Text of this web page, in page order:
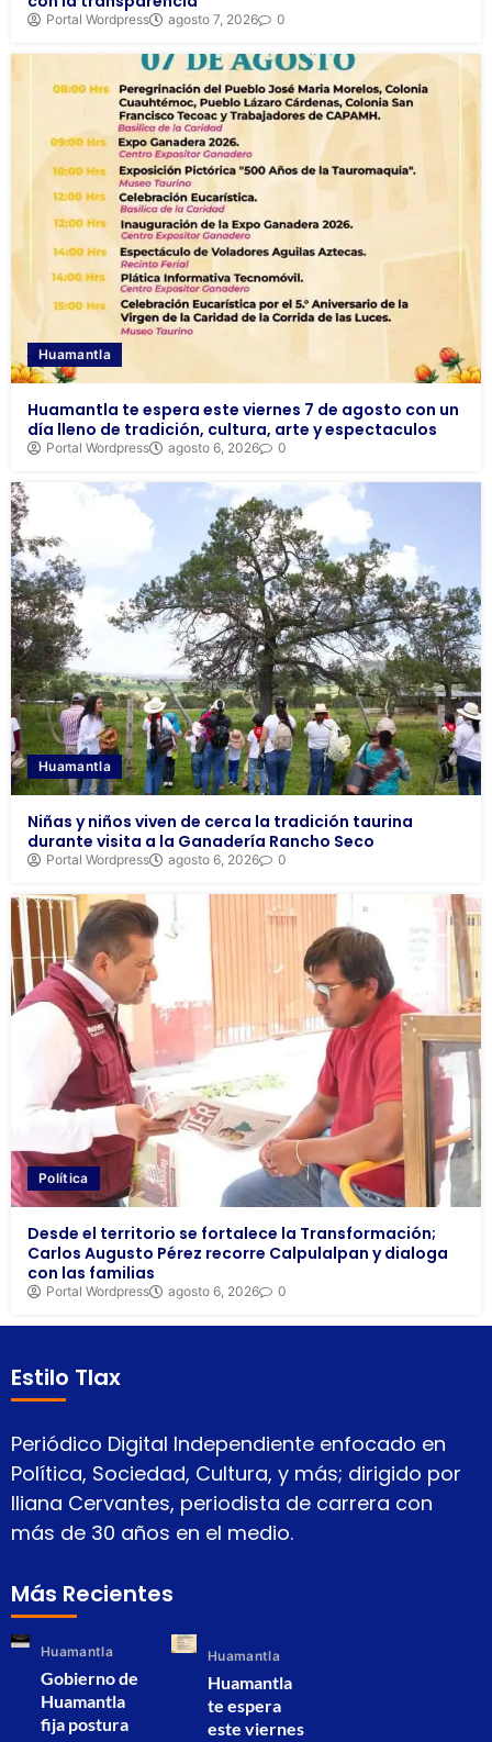
Portal Wordpress agosto 7, 2026 0
Huamantla
Huamantla te espera este viernes 7 de agosto con un
día lleno de tradición, cultura, arte y espectaculos
Portal Wordpress agosto 6, 2026 0
Huamantla
Niñas y niños viven de cerca la tradición taurina
durante visita a la Ganadería Rancho Seco
Portal Wordpress agosto 6, 2026 0
Política
Desde el territorio se fortalece la Transformación;
Carlos Augusto Pérez recorre Calpulalpan y dialoga
con las familias
Portal Wordpress agosto 6, 2026 0
Estilo Tlax
Periódico Digital Independiente enfocado en
Política, Sociedad, Cultura, y más; dirigido por
Iliana Cervantes, periodista de carrera con
más de 30 años en el medio.
Más Recientes
Huamantla
Gobierno de
Huamantla
fija postura
Huamantla
Huamantla
te espera
este viernes